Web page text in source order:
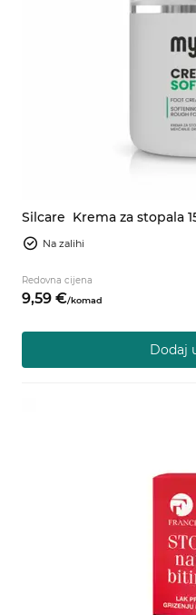
Silcare Krema za stopala
Na zalihi
Redovna cijena
9,59 €/komad
Dodaj